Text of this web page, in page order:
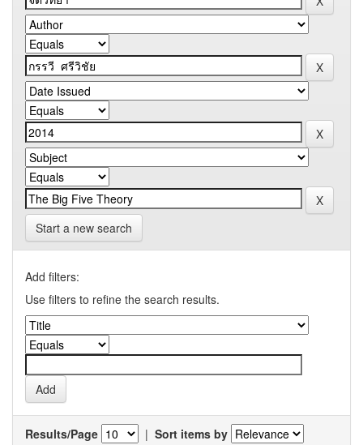
Start a new search
Add filters:
Use filters to refine the search results.
Results/Page | Sort items by